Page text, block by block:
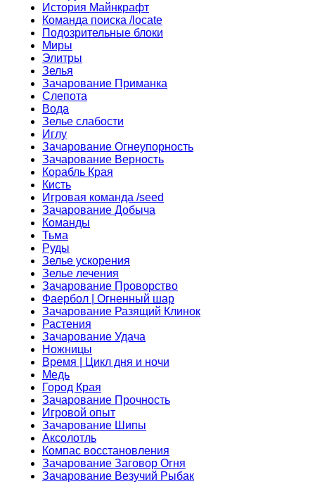
История Майнкрафт
Команда поиска /locate
Подозрительные блоки
Миры
Элитры
Зелья
Зачарование Приманка
Слепота
Вода
Зелье слабости
Иглу
Зачарование Огнеупорность
Зачарование Верность
Корабль Края
Кисть
Игровая команда /seed
Зачарование Добыча
Команды
Тьма
Руды
Зелье ускорения
Зелье лечения
Зачарование Проворство
Фаербол | Огненный шар
Зачарование Разящий Клинок
Растения
Зачарование Удача
Ножницы
Время | Цикл дня и ночи
Медь
Город Края
Зачарование Прочность
Игровой опыт
Зачарование Шипы
Аксолотль
Компас восстановления
Зачарование Заговор Огня
Зачарование Везучий Рыбак